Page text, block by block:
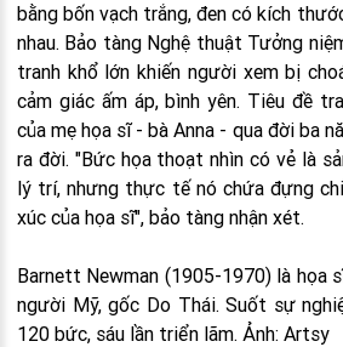
bằng bốn vạch trắng, đen có kích
nhau. Bảo tàng Nghệ thuật Tưởng
tranh khổ lớn khiến người xem bị
cảm giác ấm áp, bình yên. Tiêu đề
của mẹ họa sĩ - bà Anna - qua đời ba
ra đời. "Bức họa thoạt nhìn có vẻ là
lý trí, nhưng thực tế nó chứa đựng
xúc của họa sĩ", bảo tàng nhận xét.
Barnett Newman (1905-1970) là họa
người Mỹ, gốc Do Thái. Suốt sự
120 bức, sáu lần triển lãm. Ảnh: Artsy